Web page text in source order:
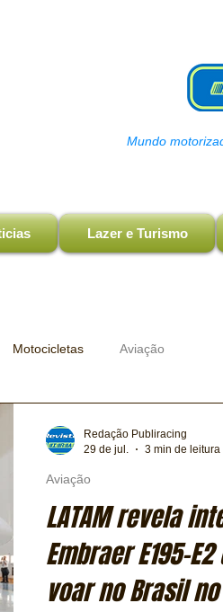
Mundo
Lazer e Turismo
Motocicletas Aviação
Máquinas e Equipamentos
Expressas Clássicos
LATAM revela
Embraer E195-
voar no Brasil
Aviação
Redação Publiracing
29 de jul.
3 min de leitura